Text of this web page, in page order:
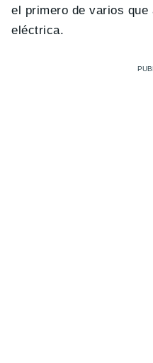
el primero de varios que
eléctrica.